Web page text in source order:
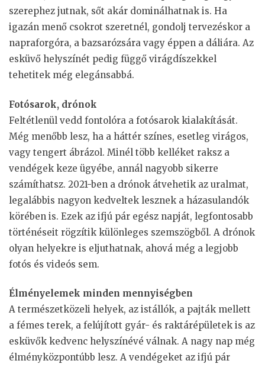
szerephez jutnak, sőt akár dominálhatnak is. Ha
igazán menő csokrot szeretnél, gondolj tervezéskor a
napraforgóra, a bazsarózsára vagy éppen a dáliára. Az
esküvő helyszínét pedig függő virágdíszekkel
tehetitek még elegánsabbá.
Fotósarok, drónok
Feltétlenül vedd fontolóra a fotósarok kialakítását.
Még menőbb lesz, ha a háttér színes, esetleg virágos,
vagy tengert ábrázol. Minél több kelléket raksz a
vendégek keze ügyébe, annál nagyobb sikerre
számíthatsz. 2021-ben a drónok átvehetik az uralmat,
legalábbis nagyon kedveltek lesznek a házasulandók
körében is. Ezek az ifjú pár egész napját, legfontosabb
történéseit rögzítik különleges szemszögből. A drónok
olyan helyekre is eljuthatnak, ahová még a legjobb
fotós és videós sem.
Élményelemek minden mennyiségben
A természetközeli helyek, az istállók, a pajták mellett
a fémes terek, a felújított gyár- és raktárépületek is az
esküvők kedvenc helyszínévé válnak. A nagy nap még
élményközpontúbb lesz. A vendégeket az ifjú pár